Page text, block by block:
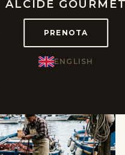
ALCIDE
PRENOTA
ENGLISH
vadano tante C
davvero così? La